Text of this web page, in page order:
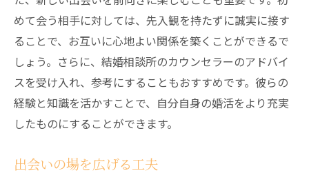
めて会う相手に対しては、先入観を持たずに誠実に接す
ることで、お互いに心地よい関係を築くことができるで
しょう。さらに、結婚相談所のカウンセラーのアドバイ
スを受け入れ、参考にすることもおすすめです。彼らの
経験と知識を活かすことで、自分自身の婚活をより充実
したものにすることができます。
出会いの場を広げる工夫